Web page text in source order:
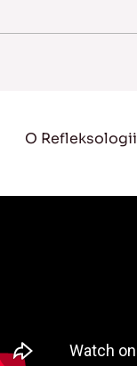
O Refleksologii